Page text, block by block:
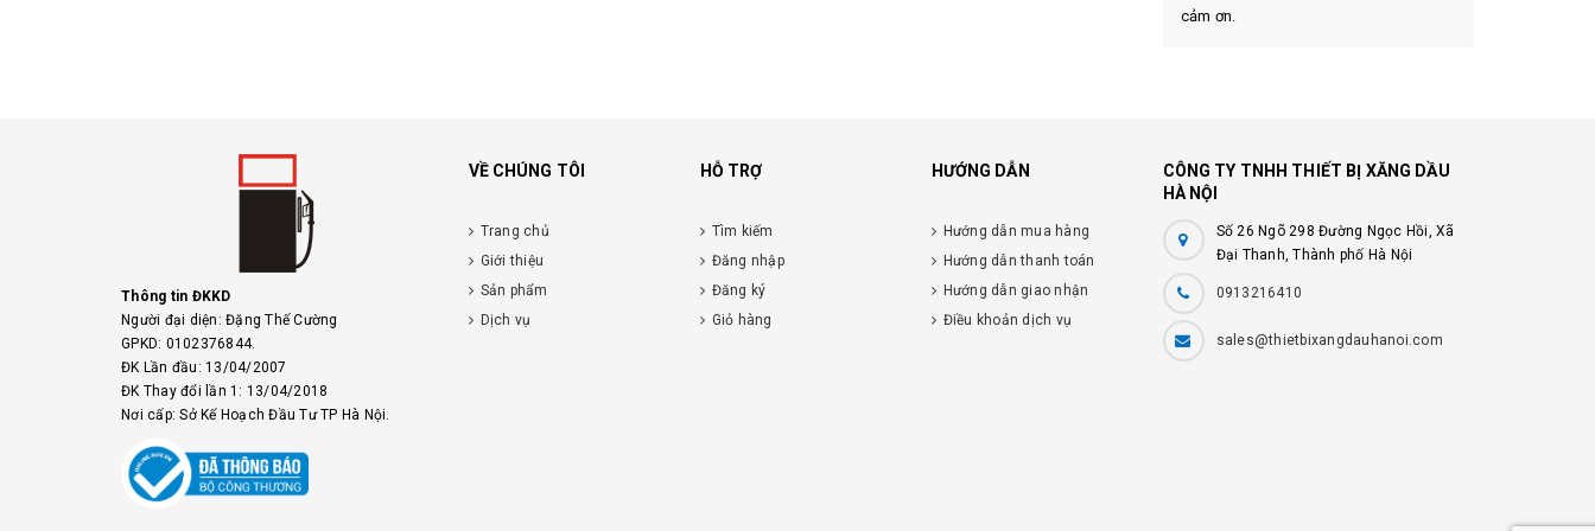
cảm ơn.
Thông tin ĐKKD
Người đại diện: Đặng Thế Cường
GPKD: 0102376844.
ĐK Lần đầu: 13/04/2007
ĐK Thay đổi lần 1: 13/04/2018
Nơi cấp: Sở Kế Hoạch Đầu Tư TP Hà Nội.
VỀ CHÚNG TÔI
Trang chủ
Giới thiệu
Sản phẩm
Dịch vụ
HỖ TRỢ
Tìm kiếm
Đăng nhập
Đăng ký
Giỏ hàng
HƯỚNG DẪN
Hướng dẫn mua hàng
Hướng dẫn thanh toán
Hướng dẫn giao nhận
Điều khoản dịch vụ
CÔNG TY TNHH THIẾT BỊ XĂNG DẦU
HÀ NỘI
Số 26 Ngõ 298 Đường Ngọc Hồi, Xã
Đại Thanh, Thành phố Hà Nội
0913216410
sales@thietbixangdauhanoi.com